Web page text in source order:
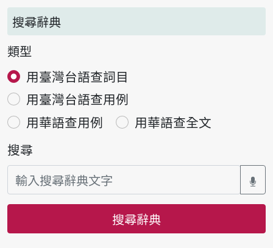
搜尋辭典
類型
用臺灣台語查詞目
用臺灣台語查用例
用華語查用例
用華語查全文
搜尋
搜尋辭典